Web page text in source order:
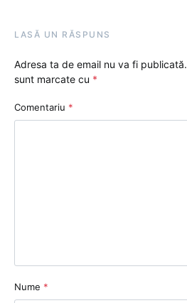
LASĂ UN RĂSPUNS
Adresa ta de email nu va fi publicată.
sunt marcate cu *
Comentariu *
Nume *